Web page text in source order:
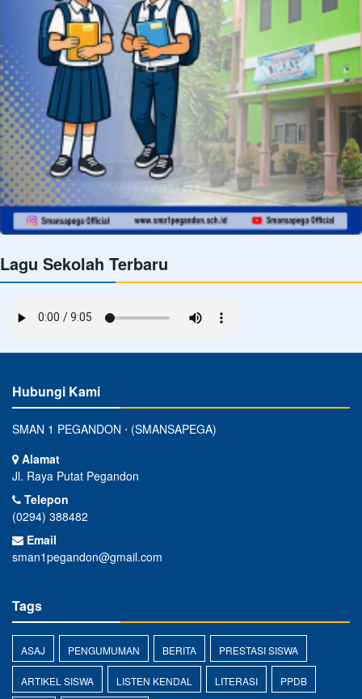
Lagu Sekolah Terbaru
Hubungi Kami
SMAN 1 PEGANDON ⋅ (SMANSAPEGA)
Alamat
Jl. Raya Putat Pegandon
Telepon
(0294) 388482
Email
sman1pegandon@gmail.com
Tags
ASAJ PENGUMUMAN BERITA PRESTASI SISWA
ARTIKEL SISWA LISTEN KENDAL LITERASI PPDB